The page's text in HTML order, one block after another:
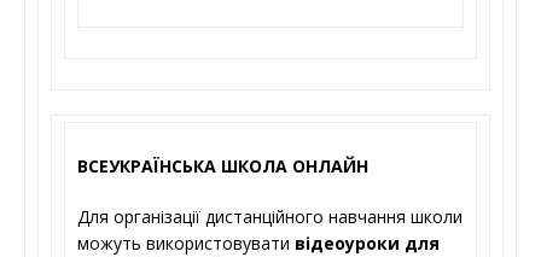
ВСЕУКРАЇНСЬКА ШКОЛА ОНЛАЙН
Для організації дистанційного навчання школи
можуть використовувати відеоуроки для